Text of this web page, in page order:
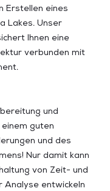
Erstellen eines
Lakes. Unser
Ihnen eine
verbunden mit
und
guten
und des
Nur damit kann
von Zeit- und
Analyse entwickeln